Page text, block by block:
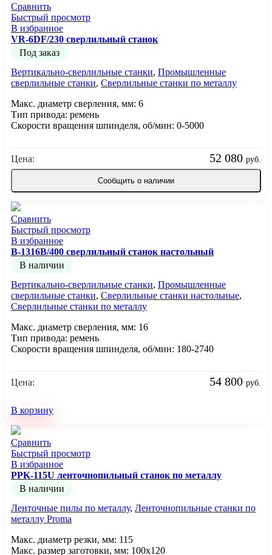
Сравнить
Быстрый просмотр
В избранное
VR-6DF/230 сверлильный станок
Под заказ
Вертикально-сверлильные станки, Промышленные
сверлильные станки, Сверлильные станки по металлу
Цена: 52 080 руб.
Макс. диаметр сверления, мм: 6
Тип привода: ремень
Скорости вращения шпинделя, об/мин: 0-5000
Сообщить о наличии
Сравнить
Быстрый просмотр
В избранное
B-1316B/400 сверлильный станок настольный
В наличии
Вертикально-сверлильные станки, Промышленные
сверлильные станки, Сверлильные станки настольные,
Сверлильные станки по металлу
Цена: 54 800 руб.
Макс. диаметр сверления, мм: 16
Тип привода: ремень
Скорости вращения шпинделя, об/мин: 180-2740
В корзину
Сравнить
Быстрый просмотр
В избранное
PPK-115U ленточнопильный станок по металлу
В наличии
Ленточные пилы по металлу, Ленточнопильные станки по
металлу Proma
Макс. диаметр резки, мм: 115
Макс. размер заготовки, мм: 100x120